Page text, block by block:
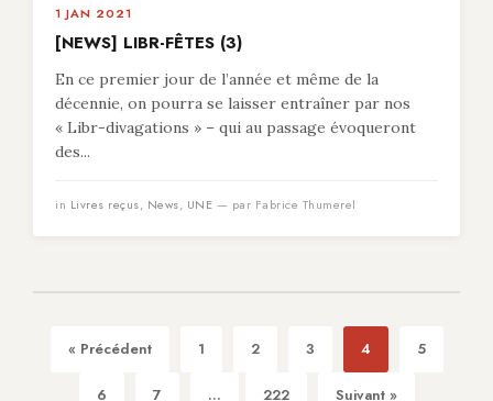
1 JAN 2021
[NEWS] LIBR-FÊTES (3)
En ce premier jour de l’année et même de la
décennie, on pourra se laisser entraîner par nos
« Libr-divagations » – qui au passage évoqueront
des...
in Livres reçus, News, UNE — par Fabrice Thumerel
« Précédent 1 2 3 4 5
6 7 ... 222 Suivant »